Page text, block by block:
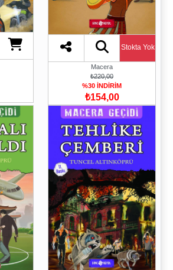
Stokta Yok
Macera
₺220,00
%30 İNDİRİM
₺154,00